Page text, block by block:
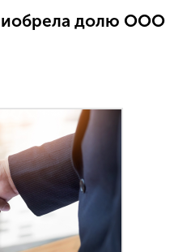
долю ООО